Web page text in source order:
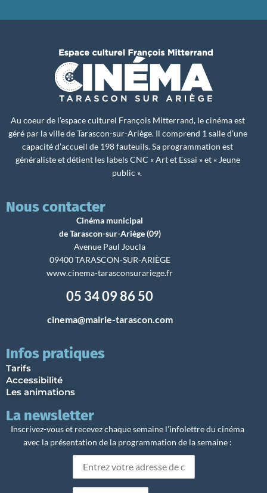
Au coeur de l’espace culturel François Mitterrand, le cinéma est
géré par la ville de Tarascon-sur-Ariège. Il comprend 1 salle d’une
capacité d’accueil de 198 fauteuils. Sa programmation est
généraliste et détient les labels CNC « Art et Essai » et « Jeune
public ».
Nous contacter
Cinéma municipal
de Tarascon-sur-Ariège (09)
Avenue Paul Joucla
09400 TARASCON-SUR-ARIÈGE
www.cinema-tarasconsurariege.fr
05 34 09 86 50
cinema@mairie-tarascon.com
Infos pratiques
Tarifs
Accessibilité
Les animations
La newsletter
Inscrivez-vous et recevez chaque semaine l’infolettre du cinéma
avec la présentation de la programmation de la semaine :